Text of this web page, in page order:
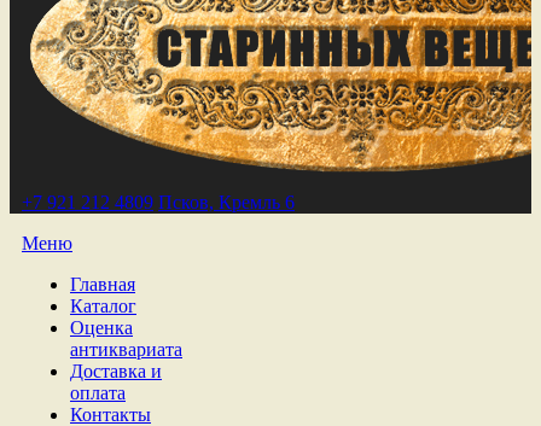
+7 921 212 4809 Псков, Кремль 6
Меню
Главная
Каталог
Оценка
антиквариата
Доставка и
оплата
Контакты